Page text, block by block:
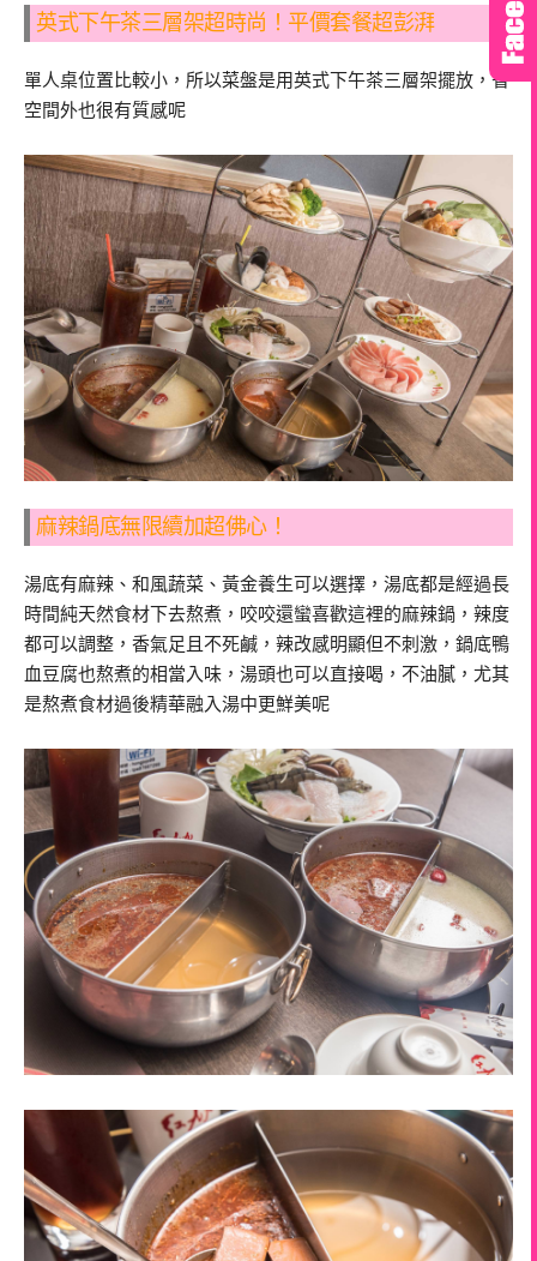
英式下午茶三層架超時尚！平價套餐超彭湃
單人桌位置比較小，所以菜盤是用英式下午茶三層架擺放，省
空間外也很有質感呢
麻辣鍋底無限續加超佛心！
湯底有麻辣、和風蔬菜、黃金養生可以選擇，湯底都是經過長
時間純天然食材下去熬煮，咬咬還蠻喜歡這裡的麻辣鍋，辣度
都可以調整，香氣足且不死鹹，辣改感明顯但不刺激，鍋底鴨
血豆腐也熬煮的相當入味，湯頭也可以直接喝，不油膩，尤其
是熬煮食材過後精華融入湯中更鮮美呢